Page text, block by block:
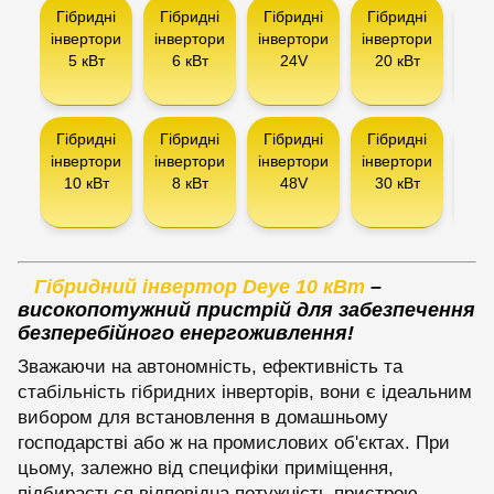
Гібридні
інвертори
5 кВт
Гібридні
інвертори
6 кВт
Гібридні
інвертори
24V
Гібридні
інвертори
20 кВт
Гібридні
інвертори
10 кВт
Гібридні
інвертори
8 кВт
Гібридні
інвертори
48V
Гібридні
інвертори
30 кВт
Гібридний інвертор Deye 10 кВт –
високопотужний пристрій для забезпечення
безперебійного енергоживлення!
Зважаючи на автономність, ефективність та
стабільність гібридних інверторів, вони є ідеальним
вибором для встановлення в домашньому
господарстві або ж на промислових об'єктах. При
цьому, залежно від специфіки приміщення,